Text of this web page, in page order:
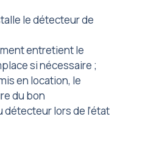
le détecteur de
entretient le
si nécessaire ;
en location, le
du bon
lors de l’état